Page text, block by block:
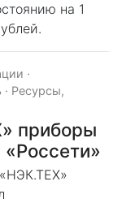
на 1
·
· Ресурсы,
приборы